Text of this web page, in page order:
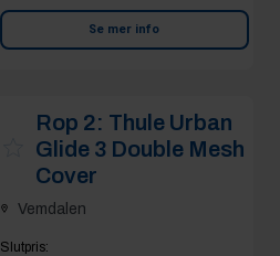
Se mer info
Rop 2: Thule Urban
Glide 3 Double Mesh
Cover
Vemdalen
Slutpris: